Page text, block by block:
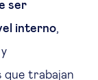
ser
interno
que trabajan